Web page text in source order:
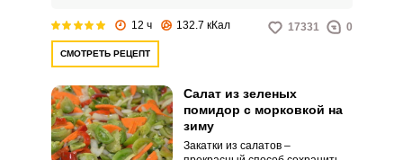
12 ч 132.7 кКал 17331 0
СМОТРЕТЬ РЕЦЕПТ
Салат из зеленых
помидор с морковкой на
зиму
Закатки из салатов –